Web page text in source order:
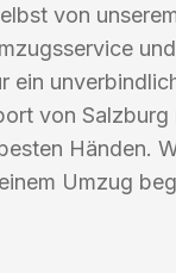
von
ein
von
Händen.
Umzug